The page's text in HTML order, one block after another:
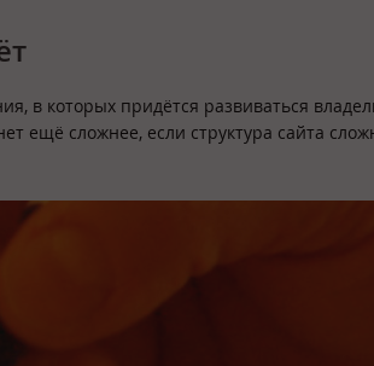
в которых придётся развиваться
ещё сложнее, если структура сайта